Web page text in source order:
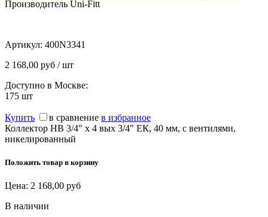
Производитель Uni-Fitt
Артикул: 400N3341
2 168,00 руб / шт
Доступно в Москве:
175 шт
Купить в сравнение в избранное
Коллектор НВ 3/4" х 4 вых 3/4" ЕК, 40 мм, с вентилями,
никелированный
Положить товар в корзину
Цена: 2 168,00 руб
В наличии